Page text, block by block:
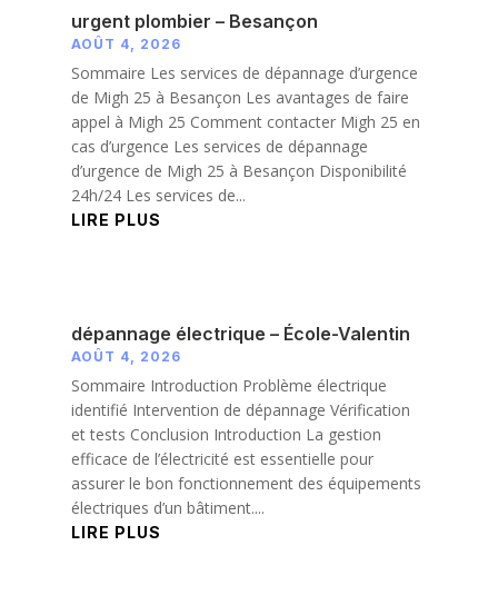
urgent plombier – Besançon
AOÛT 4, 2026
Sommaire Les services de dépannage d’urgence
de Migh 25 à Besançon Les avantages de faire
appel à Migh 25 Comment contacter Migh 25 en
cas d’urgence Les services de dépannage
d’urgence de Migh 25 à Besançon Disponibilité
24h/24 Les services de...
LIRE PLUS
dépannage électrique – École-Valentin
AOÛT 4, 2026
Sommaire Introduction Problème électrique
identifié Intervention de dépannage Vérification
et tests Conclusion Introduction La gestion
efficace de l’électricité est essentielle pour
assurer le bon fonctionnement des équipements
électriques d’un bâtiment....
LIRE PLUS